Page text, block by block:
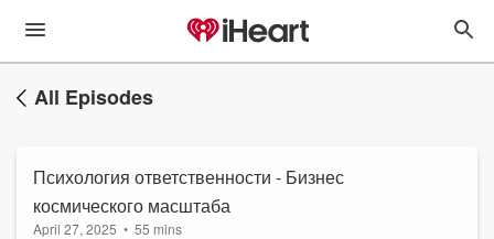
All Episodes
Психология ответственности - Бизнес
космического масштаба
April 27, 2025 • 55 mins